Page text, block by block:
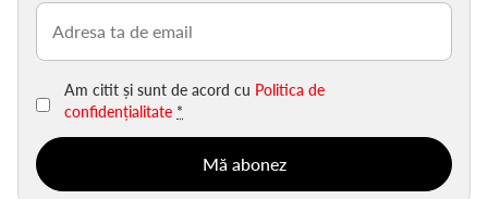
Email
(Obligatoriu)
Am citit și sunt de acord cu Politica de
confidențialitate *